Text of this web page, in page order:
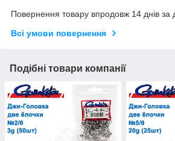
Повернення товару впродовж 14 днів за
Всі умови повернення
Подібні товари компанії